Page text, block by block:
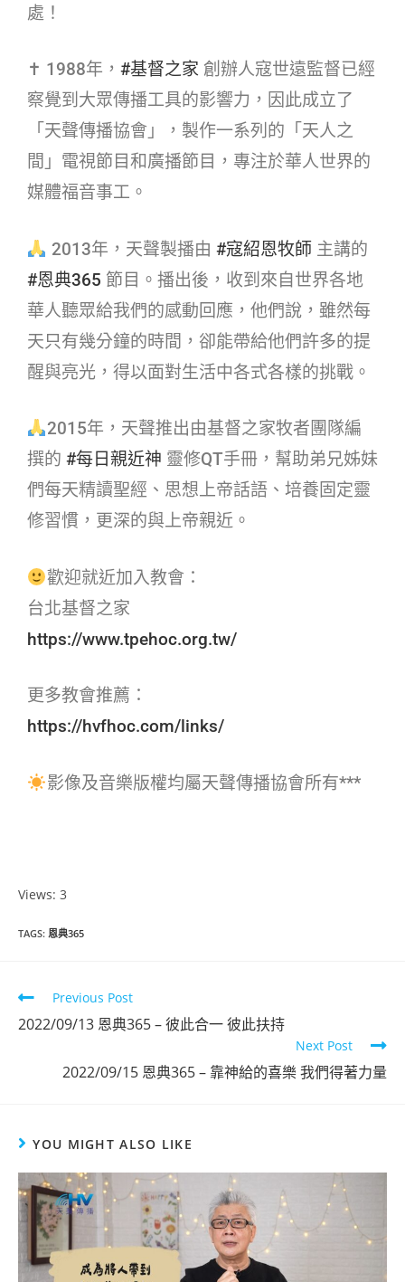
處！
✝ 1988年， #基督之家​ 創辦人寇世遠監督已經
察覺到大眾傳播工具的影響力，因此成立了
「天聲傳播協會」，製作一系列的「天人之
間」電視節目和廣播節目，專注於華人世界的
媒體福音事工。
2013年，天聲製播由 #寇紹恩牧師​ 主講的
#恩典365​ 節目。播出後，收到來自世界各地
華人聽眾給我們的感動回應，他們說，雖然每
天只有幾分鐘的時間，卻能帶給他們許多的提
醒與亮光，得以面對生活中各式各樣的挑戰。
2015年，天聲推出由基督之家牧者團隊編
撰的 #每日親近神​ 靈修QT手冊，幫助弟兄姊妹
們每天精讀聖經、思想上帝話語、培養固定靈
修習慣，更深的與上帝親近。
歡迎就近加入教會：
台北基督之家
https://www.tpehoc.org.tw/
更多教會推薦：
https://hvfhoc.com/links/
影像及音樂版權均屬天聲傳播協會所有***
Views: 3
TAGS: 恩典365
Previous Post
2022/09/13 恩典365 – 彼此合一 彼此扶持
Next Post
2022/09/15 恩典365 – 靠神給的喜樂 我們得著力量
YOU MIGHT ALSO LIKE